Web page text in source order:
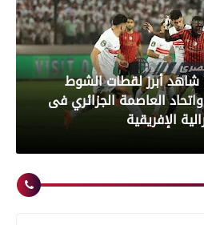
أبرز لقطات مباراة زد و
مصر